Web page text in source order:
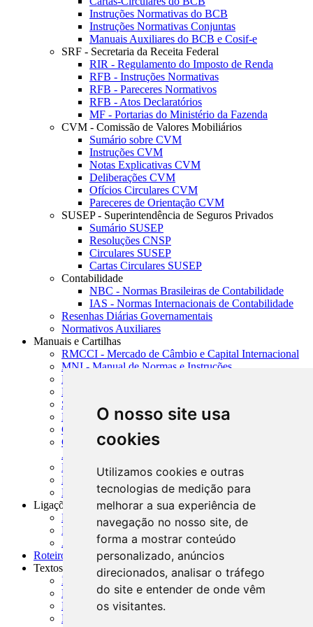
O nosso site usa
cookies
Utilizamos cookies e outras
tecnologias de medição para
melhorar a sua experiência de
navegação no nosso site, de
forma a mostrar conteúdo
personalizado, anúncios
direcionados, analisar o tráfego
do site e entender de onde vêm
os visitantes.
Instruções Normativas do BCB
Instruções Normativas Conjuntas
Manuais Auxiliares do BCB e Cosif-e
SRF - Secretaria da Receita Federal
RIR - Regulamento do Imposto de Renda
RFB - Instruções Normativas
RFB - Pareceres Normativos
RFB - Atos Declaratórios
MF - Portarias do Ministério da Fazenda
CVM - Comissão de Valores Mobiliários
Sumário sobre CVM
Instruções CVM
Notas Explicativas CVM
Deliberações CVM
Ofícios Circulares CVM
Pareceres de Orientação CVM
SUSEP - Superintendência de Seguros Privados
Sumário SUSEP
Resoluções CNSP
Circulares SUSEP
Cartas Circulares SUSEP
Contabilidade
NBC - Normas Brasileiras de Contabilidade
IAS - Normas Internacionais de Contabilidade
Resenhas Diárias Governamentais
Normativos Auxiliares
Manuais e Cartilhas
RMCCI - Mercado de Câmbio e Capital Internacional
MNI - Manual de Normas e Instruções
MTVM - Manual de Títulos e Valores Mobiliários
MCR - Manual de Crédito Rural
SISORF - Manual de Organização do SFN
MASUP - Manual de Supervisão Bancária
CADOC - Catálogo de Documentos
CNAE-CONCLA - Classificação Nacional de
Atividades Econômicas
PMF - Cartilhas do BCB
Manuais Auxiliares do BCB e Cosif-e
Resenhas Diárias Governamentais
Ligações Externas
Links Úteis
Presidência da República
Agências Nacionais Reguladoras
Roteiros para Estudos
Textos
Índice de Textos
Editorial
Monografias
Na Imprensa